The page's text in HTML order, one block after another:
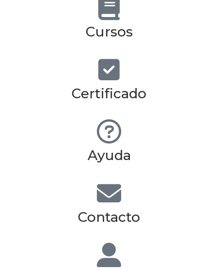
Cursos
Certificado
Ayuda
Contacto